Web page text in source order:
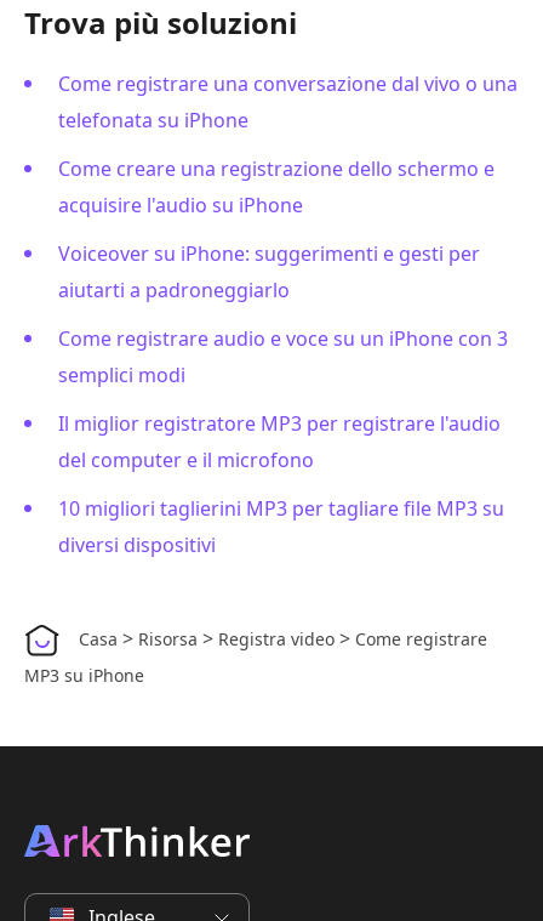
Trova più soluzioni
Come registrare una conversazione dal vivo o una
telefonata su iPhone
Come creare una registrazione dello schermo e
acquisire l'audio su iPhone
Voiceover su iPhone: suggerimenti e gesti per
aiutarti a padroneggiarlo
Come registrare audio e voce su un iPhone con 3
semplici modi
Il miglior registratore MP3 per registrare l'audio
del computer e il microfono
10 migliori taglierini MP3 per tagliare file MP3 su
diversi dispositivi
Casa > Risorsa > Registra video > Come registrare
MP3 su iPhone